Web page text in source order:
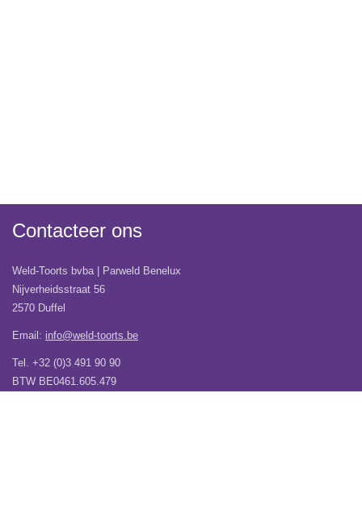
Contacteer ons
Weld-Toorts bvba | Parweld Benelux
Nijverheidsstraat 56
2570 Duffel
Email: info@weld-toorts.be
Tel. +32 (0)3 491 90 90
BTW BE0461.605.479